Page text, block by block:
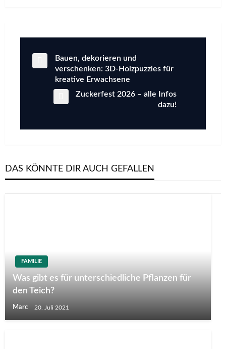
Beitragsnavigation
Previous
Post
Bauen, dekorieren und
verschenken: 3D-Holzpuzzles für
kreative Erwachsene
Zuckerfest 2026 – alle Infos
dazu!
DAS KÖNNTE DIR AUCH GEFALLEN
FAMILIE
Was gibt es für unterschiedliche Pflanzen für
den Teich?
Marc 20. Juli 2021